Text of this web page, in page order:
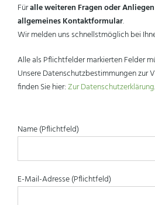
Füralle weiteren Fragen oder Anliegen
allgemeines Kontaktformular.
Wir melden uns schnellstmöglich bei
Alle als Pflichtfelder markierten Felder
Unsere Datenschutzbestimmungen zur
finden Sie hier:Zur Datenschutzerklärung.
Name (Pflichtfeld)
E-Mail-Adresse (Pflichtfeld)